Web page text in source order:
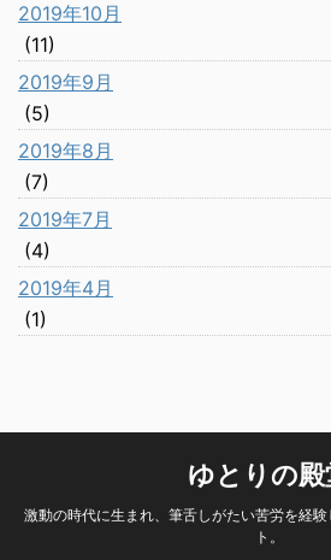
2019年10月
(11)
2019年9月
(5)
2019年8月
(7)
2019年7月
(4)
2019年4月
(1)
ゆとりの殿
激動の時代に生まれ、筆舌しがたい苦労を経
ト。